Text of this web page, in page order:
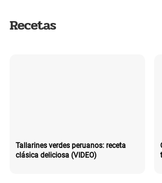
Recetas
Tallarines verdes peruanos: receta
clásica deliciosa (VIDEO)